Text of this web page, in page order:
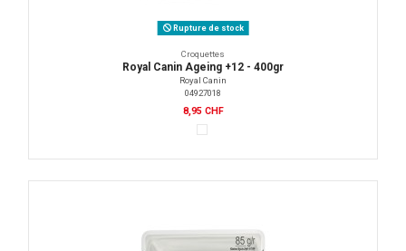
Rupture de stock
Croquettes
Royal Canin Ageing +12 - 400gr
Royal Canin
04927018
8,95 CHF